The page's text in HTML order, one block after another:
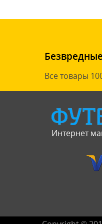
Все товары
Интернет